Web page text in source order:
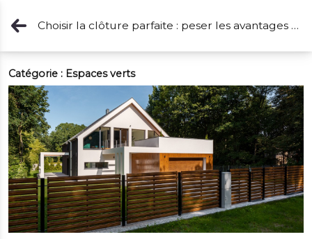
Choisir la clôture parfaite : peser les avantages et les inconvénients de chaque format
Catégorie : Espaces verts